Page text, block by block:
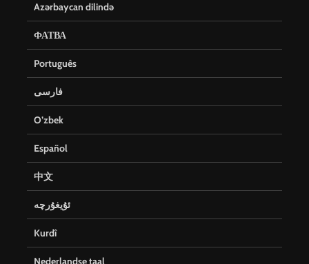
Azərbaycan dilində
ФАТВА
Português
فارسی
O’zbek
Español
中文
ئۇيغۇرچە
Kurdî
Nederlandse taal